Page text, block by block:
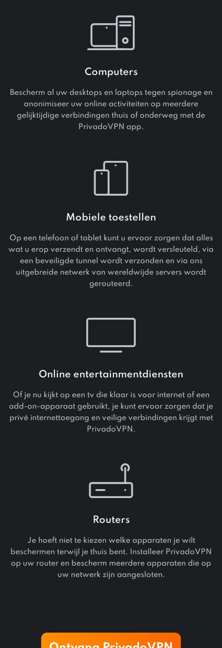
Computers
Bescherm al uw desktops en laptops tegen spionage en
anonimiseer uw online activiteiten op meerdere
gelijktijdige verbindingen thuis of onderweg met de
PrivadoVPN app.
Mobiele toestellen
Op een telefoon of tablet kunt u ervoor zorgen dat alles
wat u erop verzendt en ontvangt, wordt versleuteld, via
een beveiligde tunnel wordt verzonden en via ons
uitgebreide netwerk van wereldwijde servers wordt
gerouteerd.
Online entertainmentdiensten
Of je nu kijkt op een tv die klaar is voor internet of een
add-on-apparaat gebruikt, je kunt ervoor zorgen dat je
privé internettoegang en veilige verbindingen krijgt met
PrivadoVPN.
Routers
Je hoeft niet te kiezen welke apparaten je wilt
beschermen terwijl je thuis bent. Installeer PrivadoVPN
op uw router en bescherm meerdere apparaten die op
uw netwerk zijn aangesloten.